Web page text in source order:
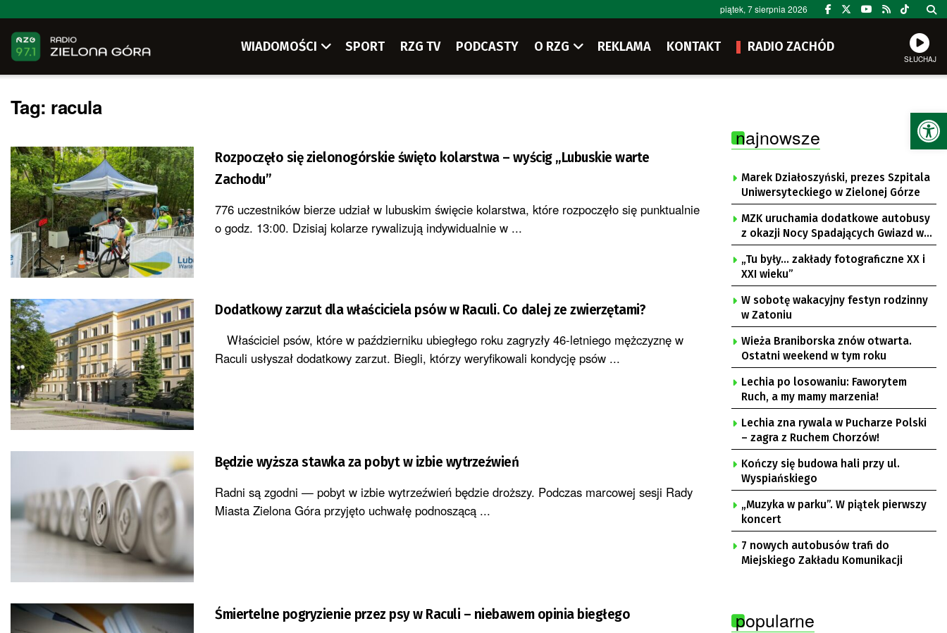
piątek, 7 sierpnia 2026
WIADOMOŚCI SPORT RZG TV PODCASTY O RZG REKLAMA KONTAKT RADIO ZACHÓD
SŁUCHAJ
Tag: racula
Rozpoczęło się zielonogórskie święto kolarstwa – wyścig „Lubuskie warte
Zachodu”
776 uczestników bierze udział w lubuskim święcie kolarstwa, które rozpoczęło się punktualnie
o godz. 13:00. Dzisiaj kolarze rywalizują indywidualnie w ...
Dodatkowy zarzut dla właściciela psów w Raculi. Co dalej ze zwierzętami?
Właściciel psów, które w październiku ubiegłego roku zagryzły 46-letniego mężczyznę w
Raculi usłyszał dodatkowy zarzut. Biegli, którzy weryfikowali kondycję psów ...
Będzie wyższa stawka za pobyt w izbie wytrzeźwień
Radni są zgodni — pobyt w izbie wytrzeźwień będzie droższy. Podczas marcowej sesji Rady
Miasta Zielona Góra przyjęto uchwałę podnoszącą ...
Śmiertelne pogryzienie przez psy w Raculi – niebawem opinia biegłego
najnowsze
Marek Działoszyński, prezes Szpitala
Uniwersyteckiego w Zielonej Górze
MZK uruchamia dodatkowe autobusy
z okazji Nocy Spadających Gwiazd w
Ochli
„Tu były… zakłady fotograficzne XX i
XXI wieku”
W sobotę wakacyjny festyn rodzinny
w Zatoniu
Wieża Braniborska znów otwarta.
Ostatni weekend w tym roku
Lechia po losowaniu: Faworytem
Ruch, a my mamy marzenia!
Lechia zna rywala w Pucharze Polski
– zagra z Ruchem Chorzów!
Kończy się budowa hali przy ul.
Wyspiańskiego
„Muzyka w parku”. W piątek pierwszy
koncert
7 nowych autobusów trafi do
Miejskiego Zakładu Komunikacji
popularne